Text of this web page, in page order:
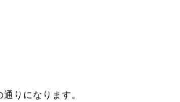
りになります。